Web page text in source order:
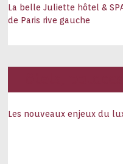
La belle Juliette hôtel &
de Paris rive gauche
Les nouveaux enjeux du